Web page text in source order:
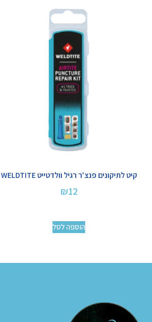
קיט לתיקונים פנצ'ר רגיל וולדטייט WELDTITE
₪12
הוספה לסל